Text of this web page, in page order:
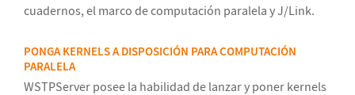
cuadernos, el marco de computación paralela y J/Link.
PONGA KERNELS A DISPOSICIÓN PARA COMPUTACIÓN
PARALELA
WSTPServer posee la habilidad de lanzar y poner kernels